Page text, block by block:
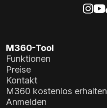
M360-Tool
Funktionen
Preise
Kontakt
M360 kostenlos erhalten
Anmelden